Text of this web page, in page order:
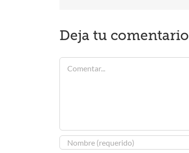
Deja tu comentario
Comentar